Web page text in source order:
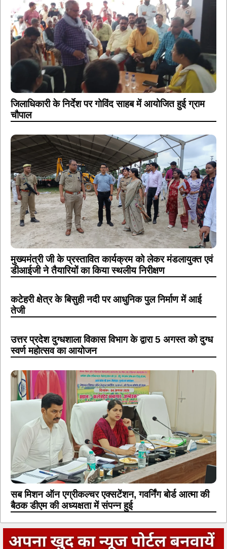
जिलाधिकारी के निर्देश पर गोविंद साहब में आयोजित हुई ग्राम
चौपाल
मुख्यमंत्री जी के प्रस्तावित कार्यक्रम को लेकर मंडलायुक्त एवं
डीआईजी ने तैयारियों का किया स्थलीय निरीक्षण
कटेहरी क्षेत्र के बिसुही नदी पर आधुनिक पुल निर्माण में आई
तेजी
उत्तर प्रदेश दुग्धशाला विकास विभाग के द्वारा 5 अगस्त को दुग्ध
स्वर्ण महोत्सव का आयोजन
सब मिशन ऑन एग्रीकल्चर एक्सटेंशन, गवर्निंग बोर्ड आत्मा की
बैठक डीएम की अध्यक्षता में संपन्न हुई